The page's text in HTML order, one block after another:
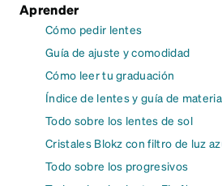
Aprender
Cómo pedir lentes
Guía de ajuste y comodidad
Cómo leer tu graduación
Índice de lentes y guía de
Todo sobre los lentes de sol
Cristales Blokz con filtro de luz
Todo sobre los progresivos